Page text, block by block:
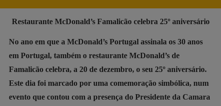
Restaurante McDonald’s Famalicão celebra 25º aniversário
No ano em que a McDonald’s Portugal assinala os 30 anos
em Portugal, também o restaurante McDonald’s de
Famalicão celebra, a 20 de dezembro, o seu 25º aniversário.
Este dia foi marcado por uma comemoração simbólica, num
evento que contou com a presença do Presidente da Camara